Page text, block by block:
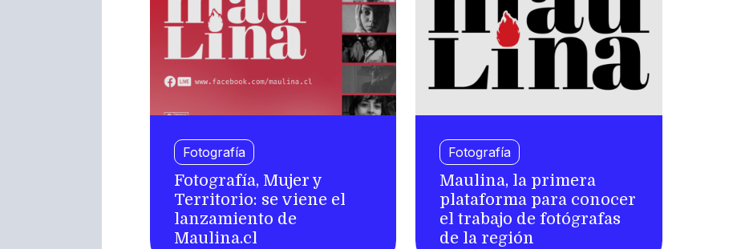
Fotografía
Fotografía, Mujer y
Territorio: se viene el
lanzamiento de
Maulina.cl
Fotografía
Maulina, la primera
plataforma para conocer
el trabajo de fotógrafas
de la región